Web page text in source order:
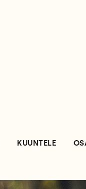
KUUNTELE